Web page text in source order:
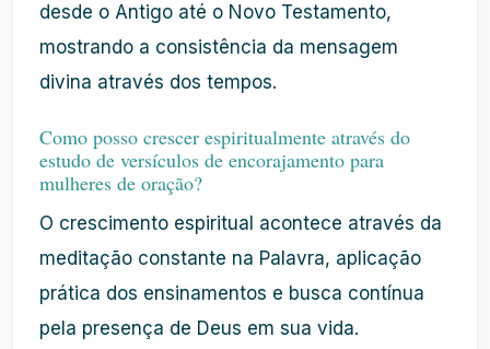
desde o Antigo até o Novo Testamento,
mostrando a consistência da mensagem
divina através dos tempos.
Como posso crescer espiritualmente através do
estudo de versículos de encorajamento para
mulheres de oração?
O crescimento espiritual acontece através da
meditação constante na Palavra, aplicação
prática dos ensinamentos e busca contínua
pela presença de Deus em sua vida.